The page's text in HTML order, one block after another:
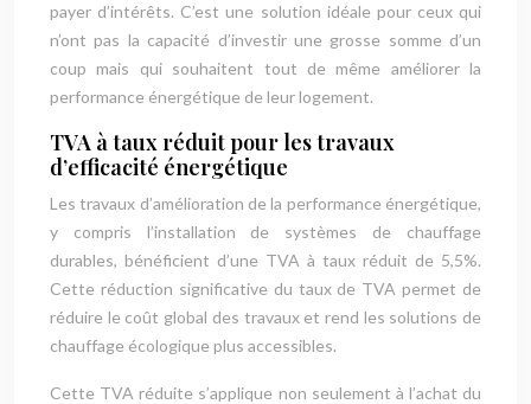
payer d’intérêts. C’est une solution idéale pour ceux qui
n’ont pas la capacité d’investir une grosse somme d’un
coup mais qui souhaitent tout de même améliorer la
performance énergétique de leur logement.
TVA à taux réduit pour les travaux
d’efficacité énergétique
Les travaux d’amélioration de la performance énergétique,
y compris l’installation de systèmes de chauffage
durables, bénéficient d’une TVA à taux réduit de 5,5%.
Cette réduction significative du taux de TVA permet de
réduire le coût global des travaux et rend les solutions de
chauffage écologique plus accessibles.
Cette TVA réduite s’applique non seulement à l’achat du